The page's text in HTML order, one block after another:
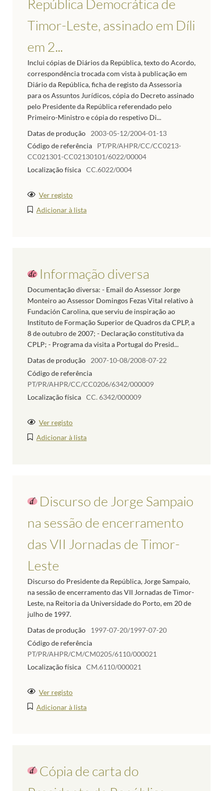
República Democrática de
Timor-Leste, assinado em Díli
em 2...
Inclui cópias de Diários da República, texto do Acordo,
correspondência trocada com vista à publicação em
Diário da República, ficha de registo da Assessoria
para os Assuntos Jurídicos, cópia do Decreto assinado
pelo Presidente da República referendado pelo
Primeiro-Ministro e cópia do respetivo Di...
Datas de produção
2003-05-12/2004-01-13
Código de referência
PT/PR/AHPR/CC/CC0213-
CC021301-CC02130101/6022/00004
Localização física CC.6022/0004
Ver registo
Adicionar à lista
Informação diversa
Documentação diversa: - Email do Assessor Jorge
Monteiro ao Assessor Domingos Fezas Vital relativo à
Fundación Carolina, que serviu de inspiração ao
Instituto de Formação Superior de Quadros da CPLP, a
8 de outubro de 2007; - Declaração constitutiva da
CPLP; - Programa da visita a Portugal do Presid...
Datas de produção
2007-10-08/2008-07-22
Código de referência
PT/PR/AHPR/CC/CC0206/6342/000009
Localização física CC. 6342/000009
Ver registo
Adicionar à lista
Discurso de Jorge Sampaio
na sessão de encerramento
das VII Jornadas de Timor-
Leste
Discurso do Presidente da República, Jorge Sampaio,
na sessão de encerramento das VII Jornadas de Timor-
Leste, na Reitoria da Universidade do Porto, em 20 de
julho de 1997.
Datas de produção
1997-07-20/1997-07-20
Código de referência
PT/PR/AHPR/CM/CM0205/6110/000021
Localização física CM.6110/000021
Ver registo
Adicionar à lista
Cópia de carta do